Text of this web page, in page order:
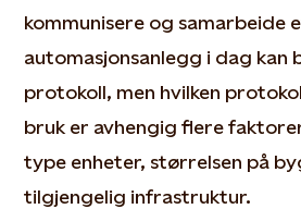
kommunisere og samarbeide
automasjonsanlegg i dag kan
protokoll, men hvilken
bruk er avhengig flere
type enheter, størrelsen på
tilgjengelig infrastruktur.